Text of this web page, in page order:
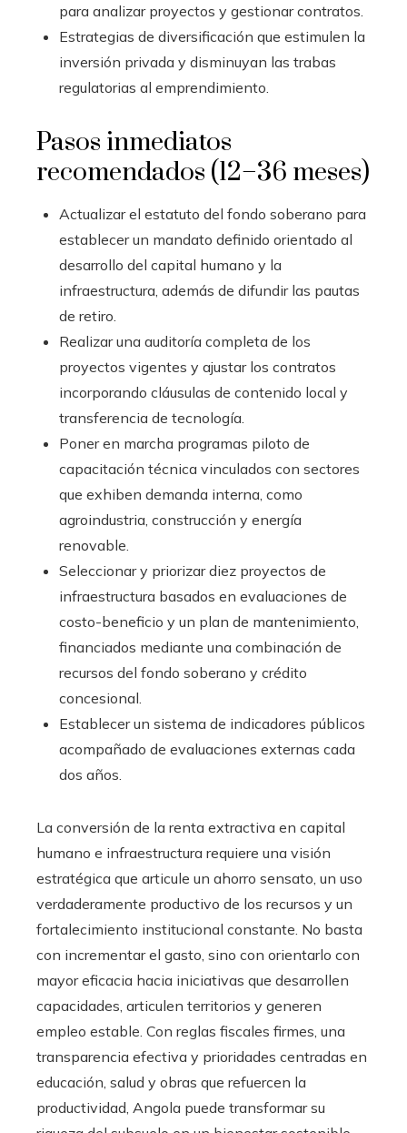
para analizar proyectos y gestionar contratos.
Estrategias de diversificación que estimulen la
inversión privada y disminuyan las trabas
regulatorias al emprendimiento.
Pasos inmediatos
recomendados (12–36 meses)
Actualizar el estatuto del fondo soberano para
establecer un mandato definido orientado al
desarrollo del capital humano y la
infraestructura, además de difundir las pautas
de retiro.
Realizar una auditoría completa de los
proyectos vigentes y ajustar los contratos
incorporando cláusulas de contenido local y
transferencia de tecnología.
Poner en marcha programas piloto de
capacitación técnica vinculados con sectores
que exhiben demanda interna, como
agroindustria, construcción y energía
renovable.
Seleccionar y priorizar diez proyectos de
infraestructura basados en evaluaciones de
costo-beneficio y un plan de mantenimiento,
financiados mediante una combinación de
recursos del fondo soberano y crédito
concesional.
Establecer un sistema de indicadores públicos
acompañado de evaluaciones externas cada
dos años.
La conversión de la renta extractiva en capital
humano e infraestructura requiere una visión
estratégica que articule un ahorro sensato, un uso
verdaderamente productivo de los recursos y un
fortalecimiento institucional constante. No basta
con incrementar el gasto, sino con orientarlo con
mayor eficacia hacia iniciativas que desarrollen
capacidades, articulen territorios y generen
empleo estable. Con reglas fiscales firmes, una
transparencia efectiva y prioridades centradas en
educación, salud y obras que refuercen la
productividad, Angola puede transformar su